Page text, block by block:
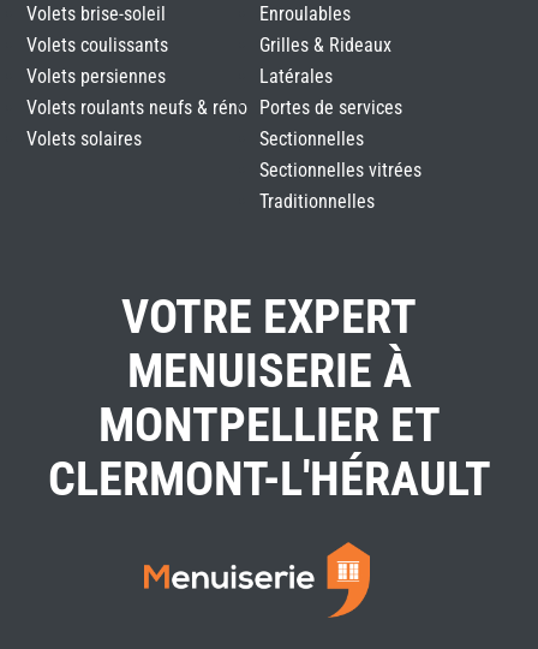
Volets brise-soleil
Volets coulissants
Volets persiennes
Volets roulants neufs & réno
Volets solaires
Enroulables
Grilles & Rideaux
Latérales
Portes de services
Sectionnelles
Sectionnelles vitrées
Traditionnelles
VOTRE EXPERT
MENUISERIE À
MONTPELLIER ET
CLERMONT-L'HÉRAULT